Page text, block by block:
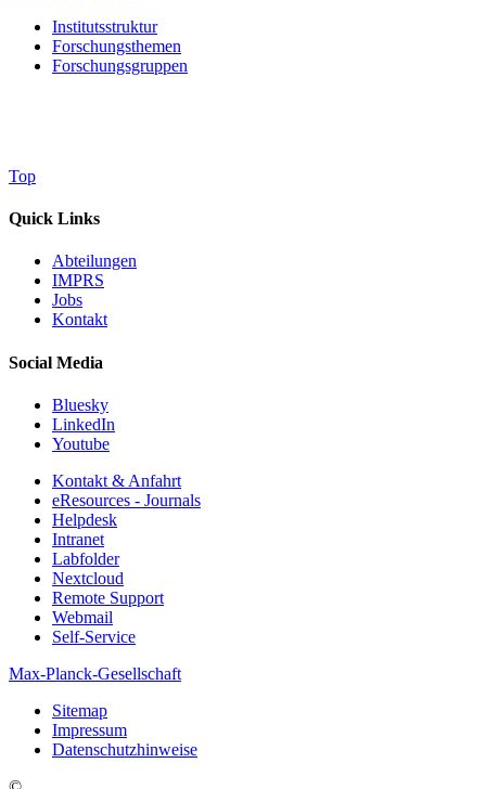
Institutsstruktur
Forschungsthemen
Forschungsgruppen
Top
Quick Links
Abteilungen
IMPRS
Jobs
Kontakt
Social Media
Bluesky
LinkedIn
Youtube
Kontakt & Anfahrt
eResources - Journals
Helpdesk
Intranet
Labfolder
Nextcloud
Remote Support
Webmail
Self-Service
Max-Planck-Gesellschaft
Sitemap
Impressum
Datenschutzhinweise